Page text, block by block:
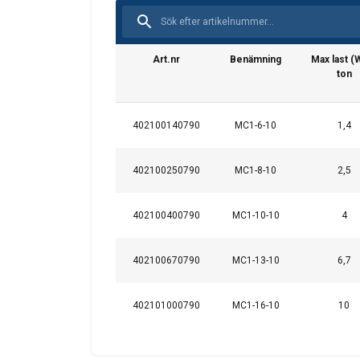
Art.nr Benämning
Max last
ton
402100140790 MC1-6-10 1,4
402100250790 MC1-8-10 2,5
402100400790 MC1-10-10 4
402100670790 MC1-13-10 6,7
402101000790 MC1-16-10 10
Vi använder
information om
kombinera den
användning av